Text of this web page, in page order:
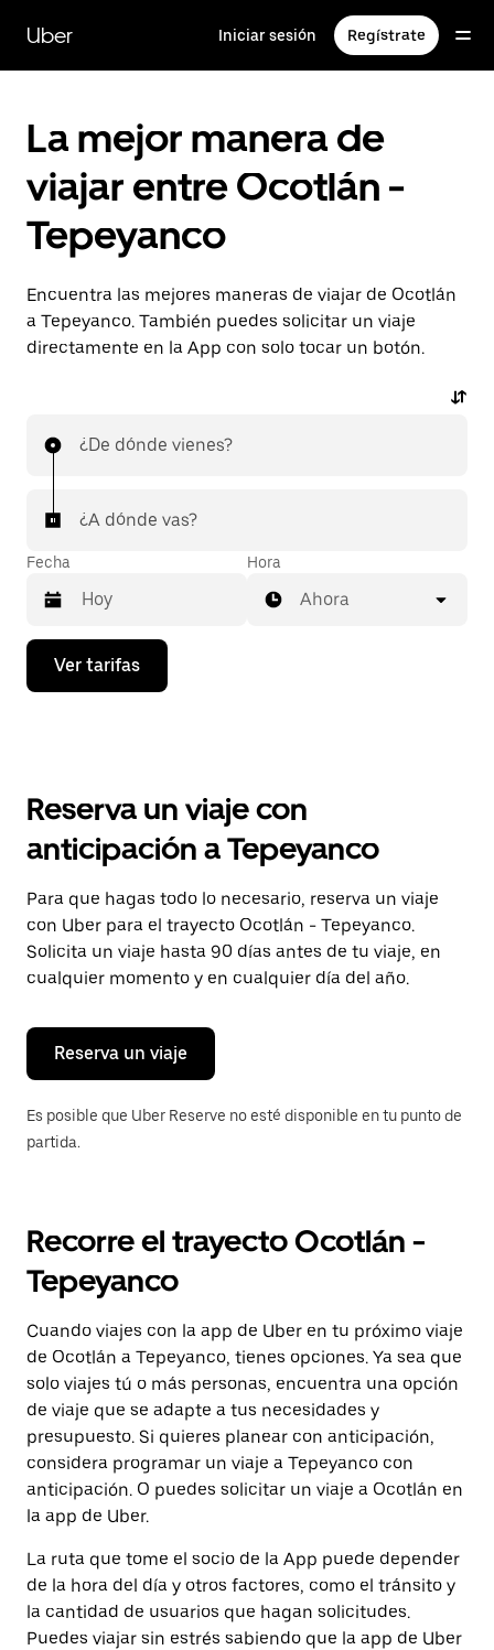
contenido
principal
Uber Iniciar sesión Regístrate
La mejor manera de
viajar entre Ocotlán -
Tepeyanco
Encuentra las mejores maneras de viajar de Ocotlán
a Tepeyanco. También puedes solicitar un viaje
directamente en la App con solo tocar un botón.
¿De dónde vienes?
¿A dónde vas?
Fecha
Presiona
flecha
el
y
selecciona
una
fecha.
Presiona
la
tecla Esc
para
el
calendario.
Hora
Ahora
Ver tarifas
Reserva un viaje con
anticipación a Tepeyanco
Para que hagas todo lo necesario, reserva un viaje
con Uber para el trayecto Ocotlán - Tepeyanco.
Solicita un viaje hasta 90 días antes de tu viaje, en
cualquier momento y en cualquier día del año.
Reserva un viaje
Es posible que Uber Reserve no esté disponible en tu punto de
partida.
Recorre el trayecto Ocotlán -
Tepeyanco
Cuando viajes con la app de Uber en tu próximo viaje
de Ocotlán a Tepeyanco, tienes opciones. Ya sea que
solo viajes tú o más personas, encuentra una opción
de viaje que se adapte a tus necesidades y
presupuesto. Si quieres planear con anticipación,
considera programar un viaje a Tepeyanco con
anticipación. O puedes solicitar un viaje a Ocotlán en
la app de Uber.
La ruta que tome el socio de la App puede depender
de la hora del día y otros factores, como el tránsito y
la cantidad de usuarios que hagan solicitudes.
Puedes viajar sin estrés sabiendo que la app de Uber